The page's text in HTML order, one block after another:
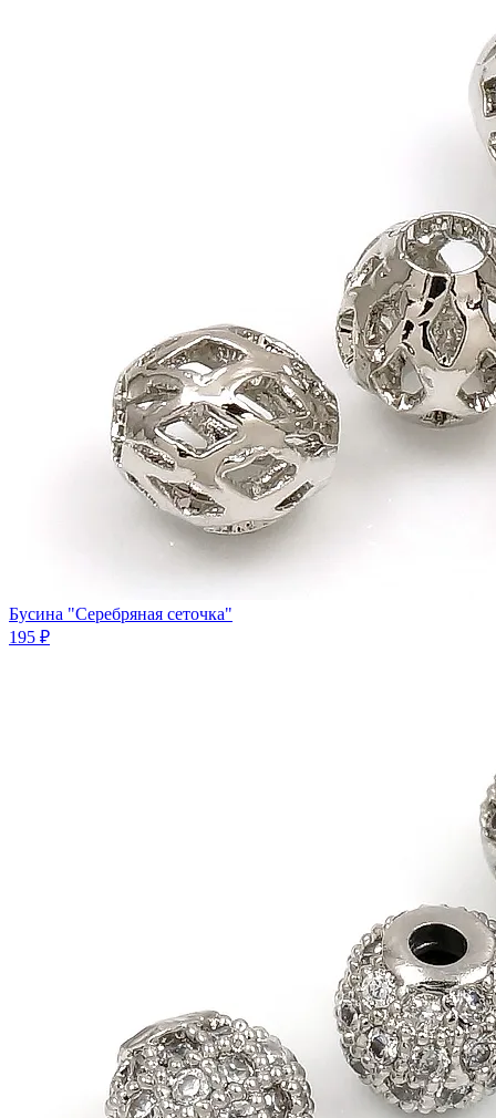
Бусина "Серебряная сеточка"
195 ₽